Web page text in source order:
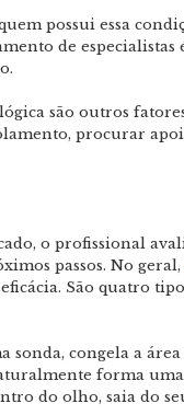
possui essa
de
são outros
procurar
o profissional
passos. No geral,
São quatro
sonda, congela a
forma
do olho, saia do